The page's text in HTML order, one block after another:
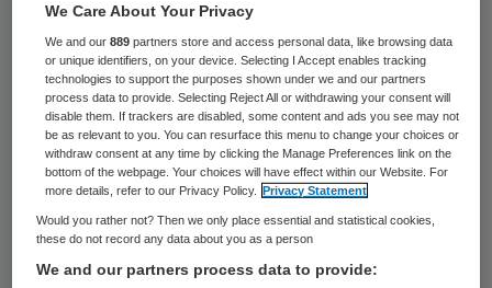
Skipr Redactie
3 april 2017,10:48
11 keer gelezen
De oplossing zit in vele (f)actoren, maar wat
kan het ziekenhuis doen? fluent geeft in
haar nieuwste whitepaper suggesties voor
We Care About Your Privacy
We and our889 partners store and access personal data, like browsing data
or unique identifiers, on your device. Selecting I Accept enables tracking
technologies to support the purposes shown under we and our partners
process data to provide. Selecting Reject All or withdrawing your consent will
disable them. If trackers are disabled, some content and ads you see may not
be as relevant to you. You can resurface this menu to change your choices or
withdraw consent at any time by clicking the Manage Preferences link on the
bottom of the webpage. Your choices will have effect within our Website. For
more details, refer to our Privacy Policy.
Privacy Statement
Would you rather not? Then we only place essential and statistical cookies,
these do not record any data about you as a person
We and our partners process data to provide: